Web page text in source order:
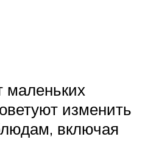
маленьких
изменить
включая